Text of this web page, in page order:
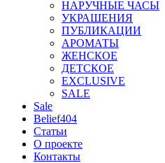
НАРУЧНЫЕ ЧАСЫ
УКРАШЕНИЯ
ПУБЛИКАЦИИ
АРОМАТЫ
ЖЕНСКОЕ
ДЕТСКОЕ
EXCLUSIVE
SALE
Sale
Belief404
Статьи
О проекте
Контакты